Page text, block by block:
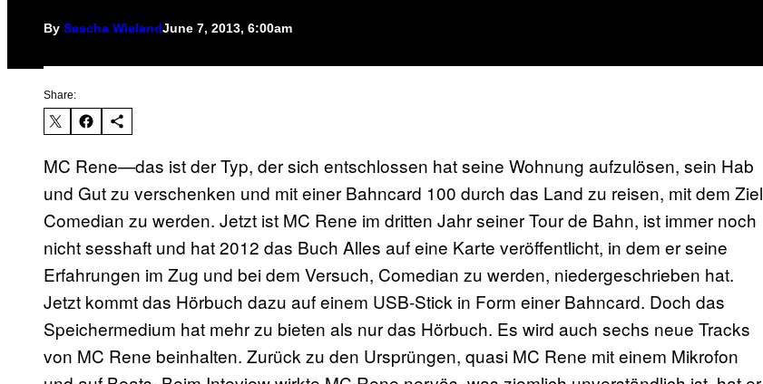
By Sascha WielandJune 7, 2013, 6:00am
Share:
MC Rene—das ist der Typ, der sich entschlossen hat seine Wohnung aufzulösen, sein Hab
und Gut zu verschenken und mit einer Bahncard 100 durch das Land zu reisen, mit dem Ziel
Comedian zu werden. Jetzt ist MC Rene im dritten Jahr seiner Tour de Bahn, ist immer noch
nicht sesshaft und hat 2012 das Buch Alles auf eine Karte veröffentlicht, in dem er seine
Erfahrungen im Zug und bei dem Versuch, Comedian zu werden, niedergeschrieben hat.
Jetzt kommt das Hörbuch dazu auf einem USB-Stick in Form einer Bahncard. Doch das
Speichermedium hat mehr zu bieten als nur das Hörbuch. Es wird auch sechs neue Tracks
von MC Rene beinhalten. Zurück zu den Ursprüngen, quasi MC Rene mit einem Mikrofon